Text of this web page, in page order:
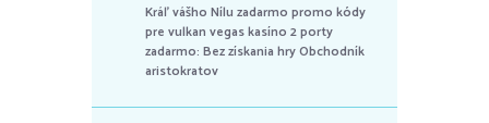
Kráľ vášho Nílu zadarmo promo kódy
pre vulkan vegas kasíno 2 porty
zadarmo: Bez získania hry Obchodník
aristokratov